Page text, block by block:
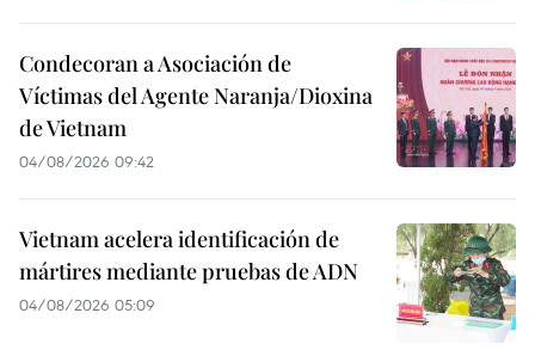
Condecoran a Asociación de
Víctimas del Agente Naranja/Dioxina
de Vietnam
04/08/2026 09:42
Vietnam acelera identificación de
mártires mediante pruebas de ADN
04/08/2026 05:09